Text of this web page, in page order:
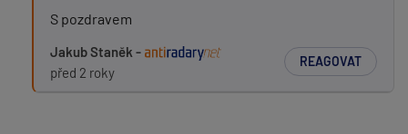
S pozdravem
Jakub Staněk -
před 2 roky
REAGOVAT